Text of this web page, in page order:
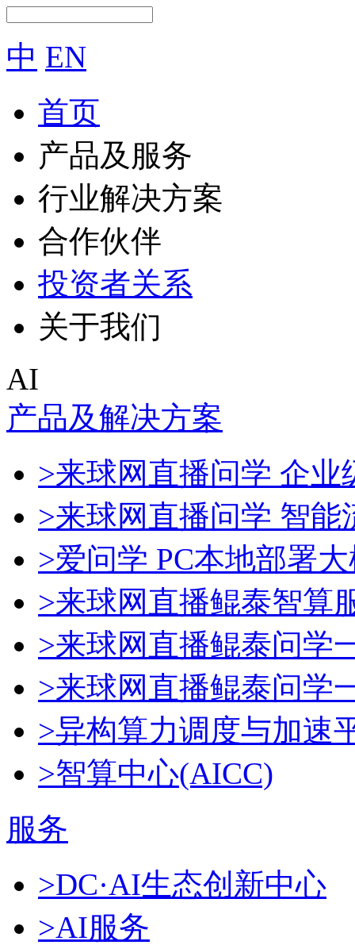
中 EN
首页
产品及服务
行业解决方案
合作伙伴
投资者关系
关于我们
AI
产品及解决方案
>来球网直播问学 企业
>来球网直播问学 智能
>爱问学 PC本地部署
>来球网直播鲲泰智算
>来球网直播鲲泰问学
>来球网直播鲲泰问学
>异构算力调度与加速
>智算中心(AICC)
服务
>DC·AI生态创新中心
>AI服务